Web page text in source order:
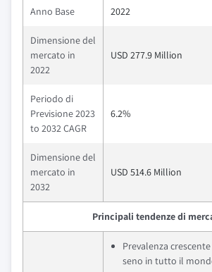
Anno Base 2022
Dimensione del
mercato in
2022
USD 277.9 Million
Periodo di
Previsione 2023
to 2032 CAGR
6.2%
Dimensione del
mercato in
2032
USD 514.6 Million
Principali tendenze di
Prevalenza
seno in tutto il